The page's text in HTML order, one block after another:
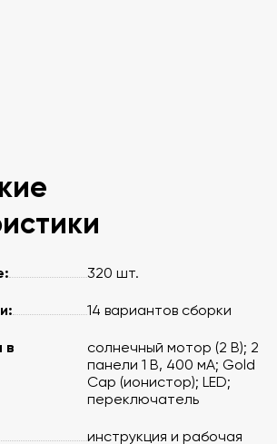
320 шт.
14 вариантов сборки
в
солнечный мотор (2 В); 2
панели 1 В, 400 мА; Gold
Cap (ионистор); LED;
переключатель
инструкция и рабочая